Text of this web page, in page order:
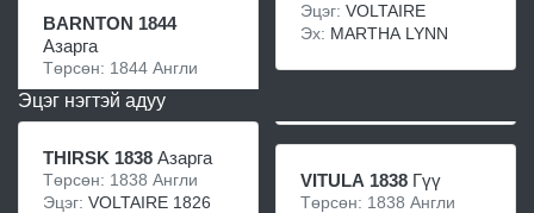
BARNTON 1844
Азарга
Төрсөн: 1844 Англи
Эцэг: VOLTAIRE
Эх: MARTHA LYNN
Эцэг нэгтэй адуу
THIRSK 1838 Азарга
Төрсөн: 1838 Англи
Эцэг: VOLTAIRE 1826
VITULA 1838 Гүү
Төрсөн: 1838 Англи